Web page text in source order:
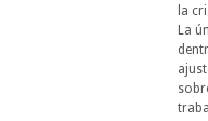
la
La